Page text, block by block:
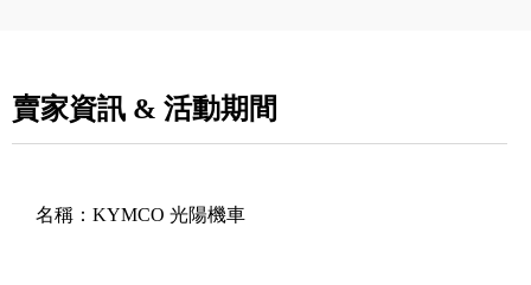
賣家資訊 & 活動期間
名稱： KYMCO 光陽機車